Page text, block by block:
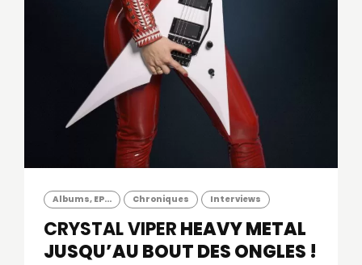
Albums, EP... Chroniques Interviews
CRYSTAL VIPERHEAVY METAL
JUSQU’AU BOUT DES ONGLES !